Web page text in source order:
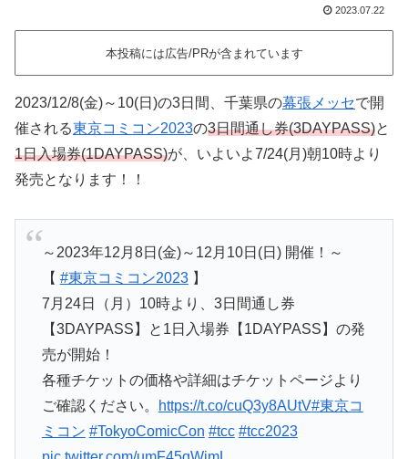
2023.07.22
本投稿には広告/PRが含まれています
2023/12/8(金)～10(日)の3日間、千葉県の幕張メッセで開
催される東京コミコン2023の3日間通し券(3DAYPASS)と
1日入場券(1DAYPASS)が、いよいよ7/24(月)朝10時より
発売となります！！
～2023年12月8日(金)～12月10日(日) 開催！～
【 #東京コミコン2023】
7月24日（月）10時より、3日間通し券
【3DAYPASS】と1日入場券【1DAYPASS】の発
売が開始！
各種チケットの価格や詳細はチケットページより
ご確認ください。
https://t.co/cuQ3y8AUtV#東京コ
ミコン #TokyoComicCon #tcc #tcc2023